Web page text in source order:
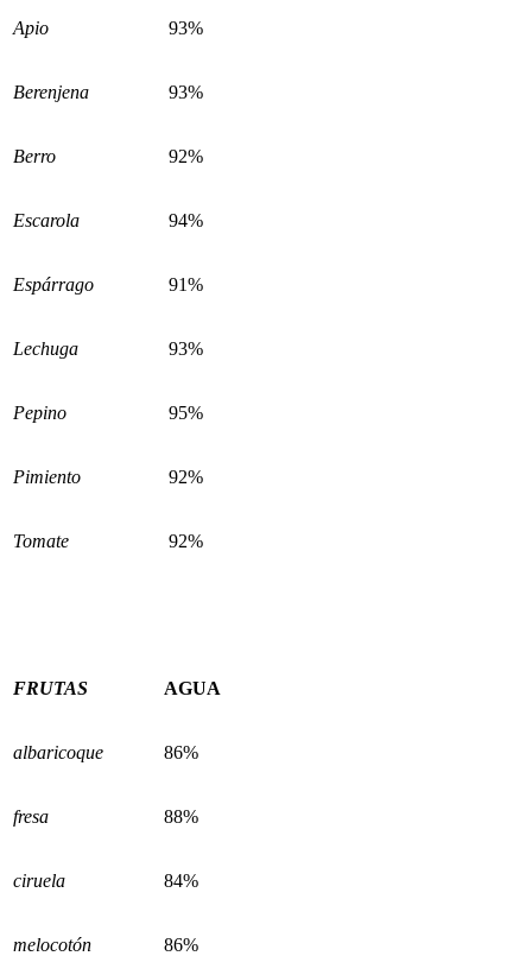
Apio 93%
Berenjena 93%
Berro 92%
Escarola 94%
Espárrago 91%
Lechuga 93%
Pepino 95%
Pimiento 92%
Tomate 92%
FRUTAS AGUA
albaricoque 86%
fresa 88%
ciruela 84%
melocotón 86%